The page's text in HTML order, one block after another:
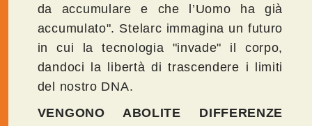
da accumulare e che l’Uomo ha già
accumulato". Stelarc immagina un futuro
in cui la tecnologia "invade" il corpo,
dandoci la libertà di trascendere i limiti
del nostro DNA.
VENGONO ABOLITE DIFFERENZE